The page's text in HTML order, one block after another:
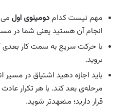
مهم نیست کدامدومینوی اول
انجام آن هستید یعنی شما در
با حرکت سریع به سمت کار بعدی که
بروید.
باید اجازه دهید اشتیاق در مسیر
مرحله‌ی بعد کند. با هر تکرار
قرار دارید؛ متعهدتر شوید.